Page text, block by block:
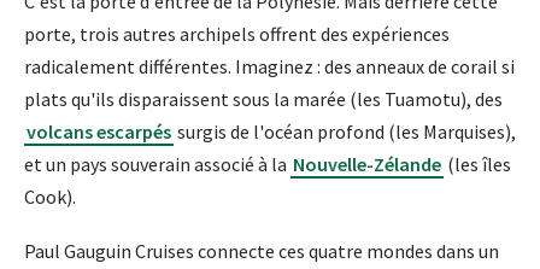
porte, trois autres archipels offrent des expériences
radicalement différentes. Imaginez : des anneaux de corail si
plats qu'ils disparaissent sous la marée (les Tuamotu), des
volcans escarpés surgis de l'océan profond (les Marquises),
et un pays souverain associé à la Nouvelle-Zélande (les îles
Cook).
Paul Gauguin Cruises connecte ces quatre mondes dans un